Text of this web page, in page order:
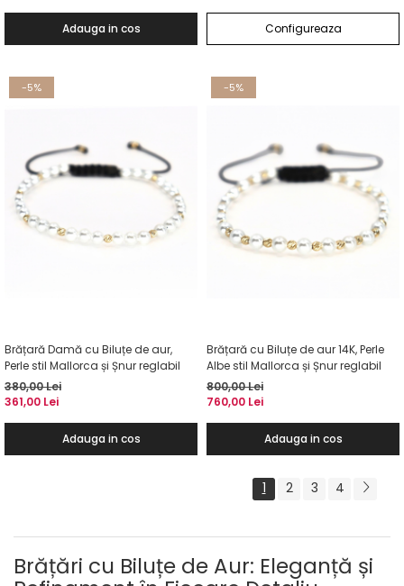
Adauga in cos Configureaza
-5%
Brățară Damă cu Biluțe de aur,
Perle stil Mallorca și Șnur reglabil
380,00 Lei
361,00 Lei
Adauga in cos
-5%
Brățară cu Biluțe de aur 14K, Perle
Albe stil Mallorca și Șnur reglabil
800,00 Lei
760,00 Lei
Adauga in cos
1 2 3 4
Brățări cu Biluțe de Aur: Eleganță și